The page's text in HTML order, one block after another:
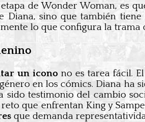
de Wonder Woman, es
Diana, sino que también tiene
lo que configura la trama
un icono no es tarea fácil.
en los cómics. Diana
sido testimonio del cambio
que enfrentan King y
que demanda